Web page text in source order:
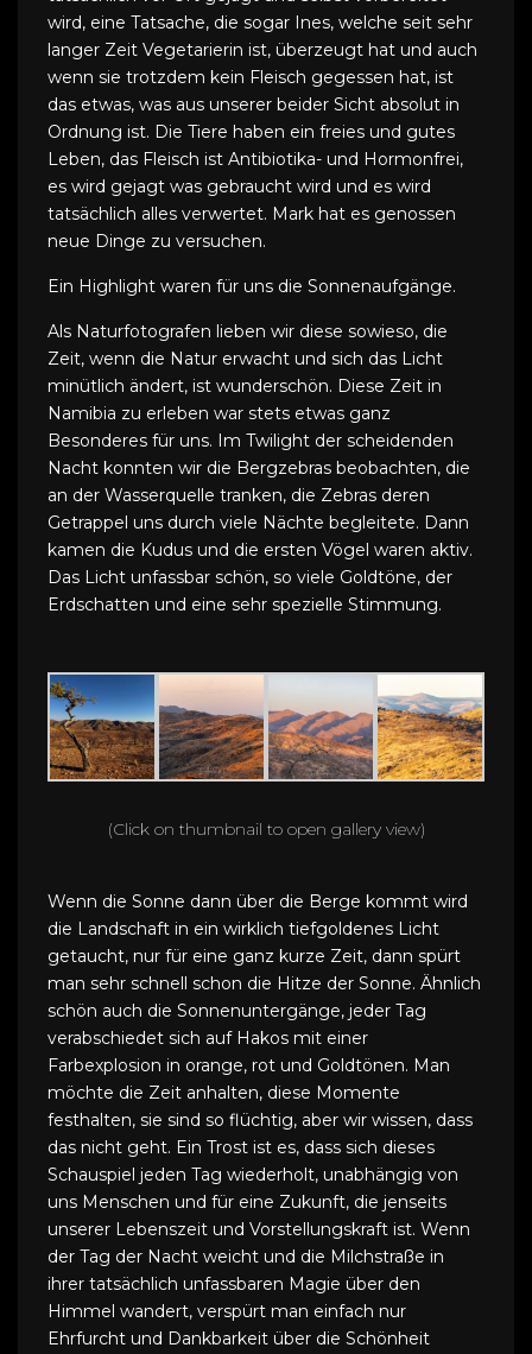
wird, eine Tatsache, die sogar Ines, welche seit sehr
langer Zeit Vegetarierin ist, überzeugt hat und auch
wenn sie trotzdem kein Fleisch gegessen hat, ist
das etwas, was aus unserer beider Sicht absolut in
Ordnung ist. Die Tiere haben ein freies und gutes
Leben, das Fleisch ist Antibiotika- und Hormonfrei,
es wird gejagt was gebraucht wird und es wird
tatsächlich alles verwertet. Mark hat es genossen
neue Dinge zu versuchen.
Ein Highlight waren für uns die Sonnenaufgänge.
Als Naturfotografen lieben wir diese sowieso, die
Zeit, wenn die Natur erwacht und sich das Licht
minütlich ändert, ist wunderschön. Diese Zeit in
Namibia zu erleben war stets etwas ganz
Besonderes für uns. Im Twilight der scheidenden
Nacht konnten wir die Bergzebras beobachten, die
an der Wasserquelle tranken, die Zebras deren
Getrappel uns durch viele Nächte begleitete. Dann
kamen die Kudus und die ersten Vögel waren aktiv.
Das Licht unfassbar schön, so viele Goldtöne, der
Erdschatten und eine sehr spezielle Stimmung.
(Click on thumbnail to open gallery view)
Wenn die Sonne dann über die Berge kommt wird
die Landschaft in ein wirklich tiefgoldenes Licht
getaucht, nur für eine ganz kurze Zeit, dann spürt
man sehr schnell schon die Hitze der Sonne. Ähnlich
schön auch die Sonnenuntergänge, jeder Tag
verabschiedet sich auf Hakos mit einer
Farbexplosion in orange, rot und Goldtönen. Man
möchte die Zeit anhalten, diese Momente
festhalten, sie sind so flüchtig, aber wir wissen, dass
das nicht geht. Ein Trost ist es, dass sich dieses
Schauspiel jeden Tag wiederholt, unabhängig von
uns Menschen und für eine Zukunft, die jenseits
unserer Lebenszeit und Vorstellungskraft ist. Wenn
der Tag der Nacht weicht und die Milchstraße in
ihrer tatsächlich unfassbaren Magie über den
Himmel wandert, verspürt man einfach nur
Ehrfurcht und Dankbarkeit über die Schönheit